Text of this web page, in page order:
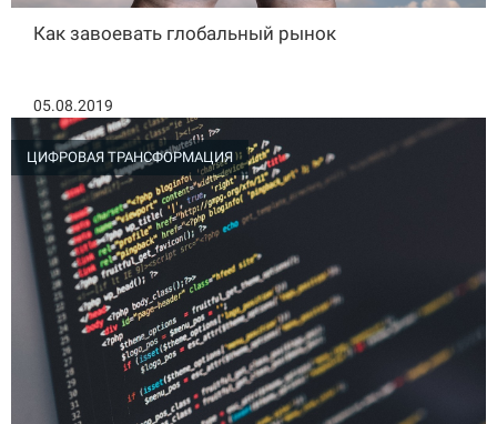
Как завоевать глобальный рынок
05.08.2019
ЦИФРОВАЯ ТРАНСФОРМАЦИЯ